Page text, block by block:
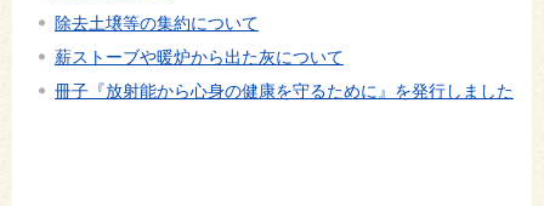
除去土壌等の集約について
薪ストーブや暖炉から出た灰について
冊子『放射能から心身の健康を守るために』を発行しました